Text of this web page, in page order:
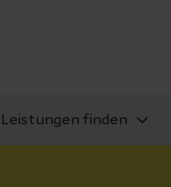
Leistungen finden